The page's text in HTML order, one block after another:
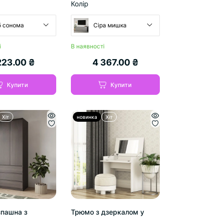
сонома
₴
Купити
Колір
Сіра мишка
В наявності
4 367.00 ₴
Купити
Хіт
з
новинка Хіт
Трюмо з дзеркалом у